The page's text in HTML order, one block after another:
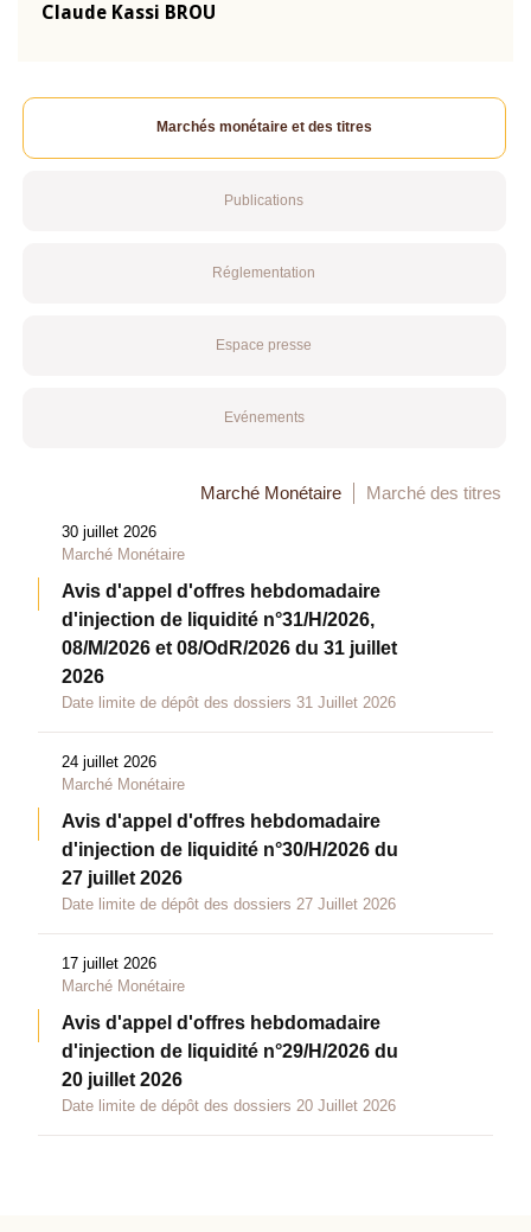
Claude Kassi BROU
Marchés monétaire et des titres
Publications
Réglementation
Espace presse
Evénements
Marché Monétaire Marché des titres
30 juillet 2026
Marché Monétaire
Avis d'appel d'offres hebdomadaire
d'injection de liquidité n°31/H/2026,
08/M/2026 et 08/OdR/2026 du 31 juillet
2026
Date limite de dépôt des dossiers 31 Juillet 2026
24 juillet 2026
Marché Monétaire
Avis d'appel d'offres hebdomadaire
d'injection de liquidité n°30/H/2026 du
27 juillet 2026
Date limite de dépôt des dossiers 27 Juillet 2026
17 juillet 2026
Marché Monétaire
Avis d'appel d'offres hebdomadaire
d'injection de liquidité n°29/H/2026 du
20 juillet 2026
Date limite de dépôt des dossiers 20 Juillet 2026